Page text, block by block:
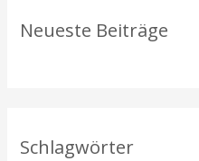
Neueste Beiträge
Schlagwörter